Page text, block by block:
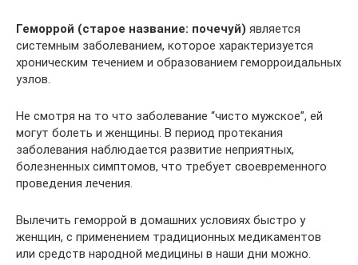
Геморрой (старое название: почечуй) является
системным заболеванием, которое характеризуется
хроническим течением и образованием геморроидальных
узлов.
Не смотря на то что заболевание “чисто мужское”, ей
могут болеть и женщины. В период протекания
заболевания наблюдается развитие неприятных,
болезненных симптомов, что требует своевременного
проведения лечения.
Вылечить геморрой в домашних условиях быстро у
женщин, с применением традиционных медикаментов
или средств народной медицины в наши дни можно.